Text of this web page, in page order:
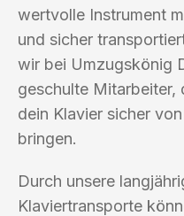
wertvolle Instrument
und sicher
wir bei Umzugskönig
geschulte Mitarbeiter,
dein Klavier sicher
bringen.
Durch unsere
Klaviertransporte